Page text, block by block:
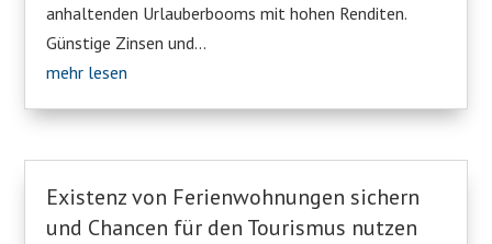
anhaltenden Urlauberbooms mit hohen Renditen.
Günstige Zinsen und...
mehr lesen
Existenz von Ferienwohnungen sichern
und Chancen für den Tourismus nutzen